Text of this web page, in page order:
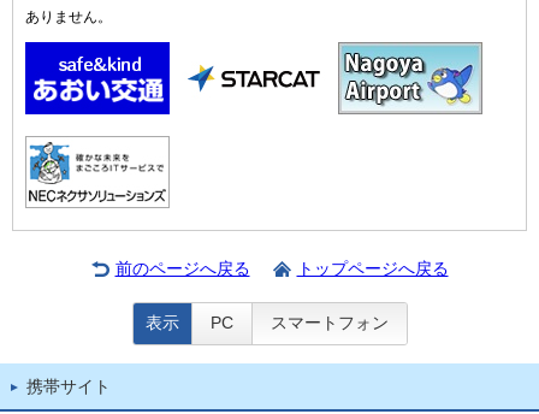
ありません。
前のページへ戻る トップページへ戻る
表示 PC スマートフォン
携帯サイト